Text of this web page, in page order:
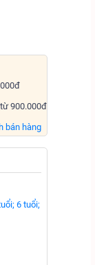
900.000đ
bán hàng
6 tuổi;